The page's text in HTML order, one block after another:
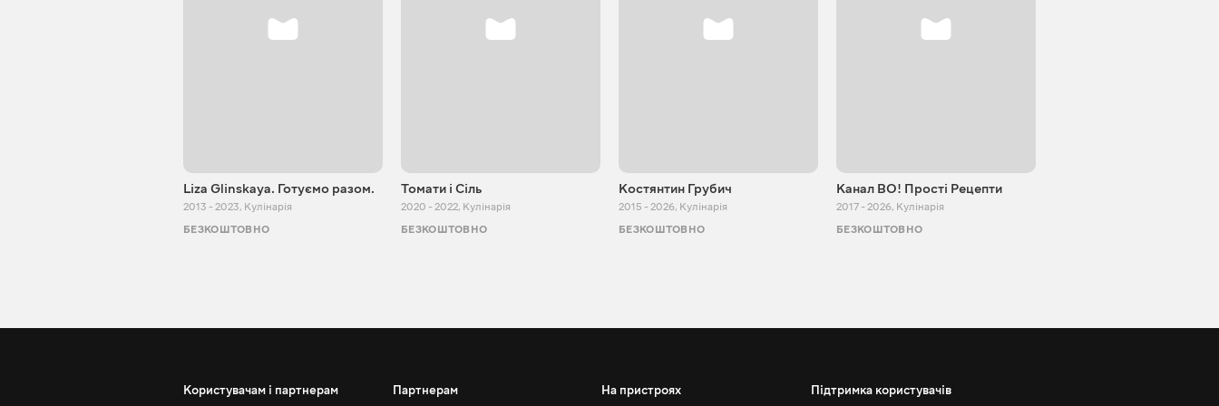
Liza Glinskaya. Готуємо разом.
2013 - 2023, Кулінарія
БЕЗКОШТОВНО
Томати і Сіль
2020 - 2022, Кулінарія
БЕЗКОШТОВНО
Костянтин Грубич
2015 - 2026, Кулінарія
БЕЗКОШТОВНО
Канал ВО! Прості Рецепти
2017 - 2026, Кулінарія
БЕЗКОШТОВНО
Користувачам і партнерам Партнерам На пристроях Підтримка користувачів